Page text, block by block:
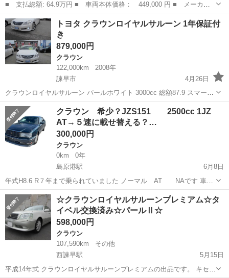
■ 支払総額: 64.9万円 ■ 車両本体価格： 449,000 円 ■ メーカー
名： トヨタ ■ 車種名： クラウン ■ グレード名： アスリー
ト プレミアムエディション 後期 ハーフエアロ スマートキー
プッシュスター...
福岡 宗像市 クラウン
トヨタ クラウンロイヤルサルーン 1年保証付
き
879,000円
クラウン
122,000km
2008年
諫早市
4月26日
クラウンロイヤルサルーン パールホワイト 3000cc 総額87.9 スマート
キー HID 社外アルミホイール サイドカメラ ミュージックサーバー 電
動シート MTモード Bluetooth HDDナビ バックカメラ ワンセ...
長崎 クラウン クラウンロイヤル
クラウン 希少？JZS151 2500cc 1JZ
AT→５速に載せ替える？…
300,000円
クラウン
0km
0年
島原港駅
6月8日
年式H8.6 R７年まで乗られていました ノーマル AT NAです 車検
切れて 高齢の為抹消いたしました26万ｋｍ もちろん 再登録
できる書類あります 車庫に保管されてい...
長崎 島原市 島原港駅 クラウン
☆クラウンロイヤルサルーンプレミアム☆タ
イベル交換済み☆パールⅡ☆
598,000円
クラウン
107,590km
その他
西諫早駅
5月15日
平成14年式 クラウンロイヤルサルーンプレミアムの出品です。 キセノ